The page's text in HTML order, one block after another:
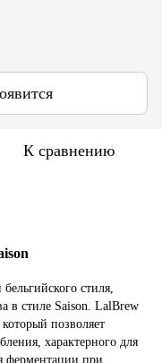
К сравнению
стиля,
в стиле Saison. LalBrew
позволяет
характерного для
ферментации при